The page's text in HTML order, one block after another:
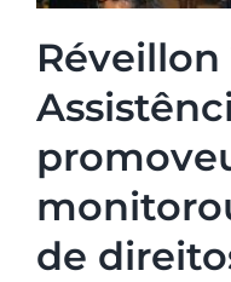
Réveillon
de